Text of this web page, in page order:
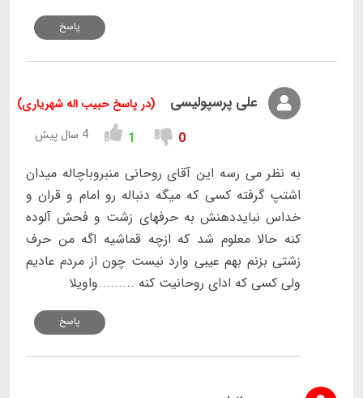
پاسخ
علی پرسپولیسی (در پاسخ حبیب اله شهریاری)
0
1 4 سال پیش
به نظر می رسه این آقای روحانی منبروباچاله میدان
اشتپ گرفته کسی که میگه دنباله رو امام و قران و
خداس نبایددهنش به حرفهای زشت و فحش آلوده
کنه حالا معلوم شد که ازچه قماشیه اگه من حرف
زشتی بزنم بهم عیبی وارد نیست چون از مردم عادیم
ولی کسی که ادای روحانیت کنه .........واویلا
پاسخ